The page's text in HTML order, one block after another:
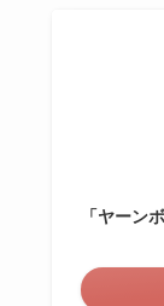
「ヤーン